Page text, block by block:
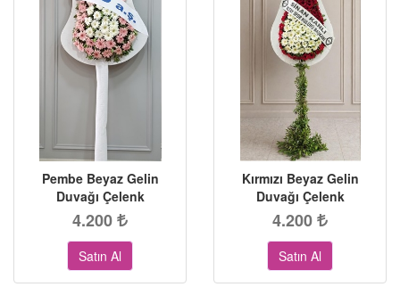
Pembe Beyaz Gelin
Duvağı Çelenk
4.200
Satın Al
Kırmızı Beyaz Gelin
Duvağı Çelenk
4.200
Satın Al